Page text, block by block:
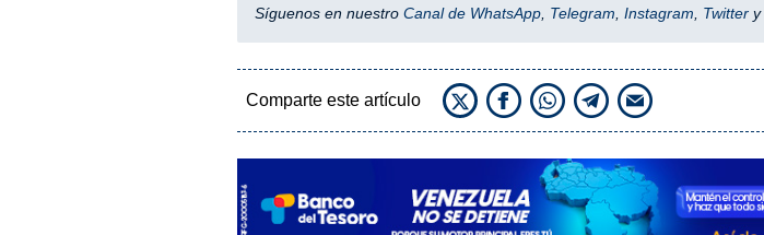
Síguenos en nuestro Canal de WhatsApp, Telegram, Instagram, Twittery
Comparte este artículo